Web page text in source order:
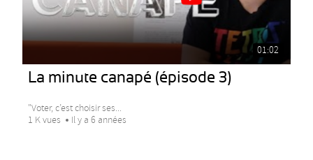
01:02
La minute canapé (épisode 3)
"Voter, c’est choisir ses...
1 K vues
Il y a 6 années